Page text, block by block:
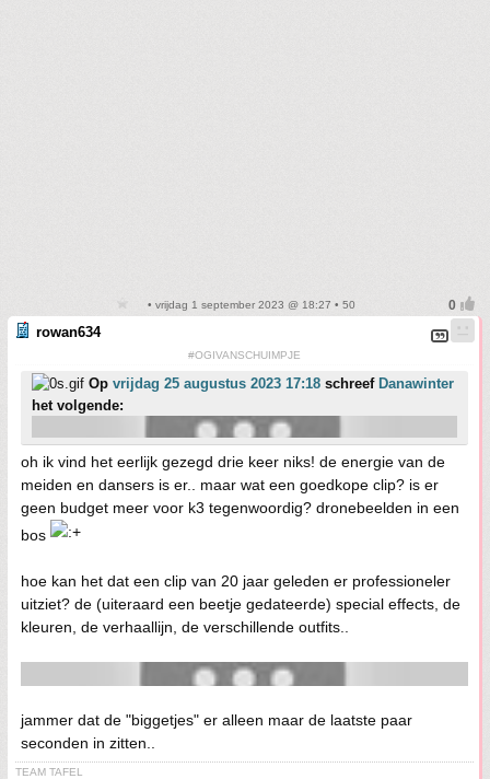
• vrijdag 1 september 2023 @ 18:27 • 50
rowan634
#OGIVANSCHUIMPJE
Op vrijdag 25 augustus 2023 17:18 schreef Danawinter
het volgende:
oh ik vind het eerlijk gezegd drie keer niks! de energie van de
meiden en dansers is er.. maar wat een goedkope clip? is er
geen budget meer voor k3 tegenwoordig? dronebeelden in een
bos
hoe kan het dat een clip van 20 jaar geleden er professioneler
uitziet? de (uiteraard een beetje gedateerde) special effects, de
kleuren, de verhaallijn, de verschillende outfits..
jammer dat de "biggetjes" er alleen maar de laatste paar
seconden in zitten..
TEAM TAFEL